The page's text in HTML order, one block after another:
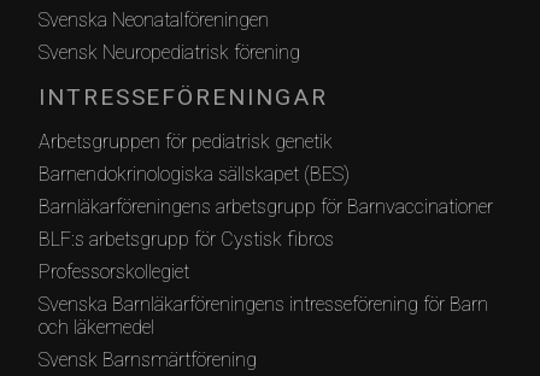
Svenska Neonatalföreningen
Svensk Neuropediatrisk förening
INTRESSEFÖRENINGAR
Arbetsgruppen för pediatrisk genetik
Barnendokrinologiska sällskapet (BES)
Barnläkarföreningens arbetsgrupp för Barnvaccinationer
BLF:s arbetsgrupp för Cystisk fibros
Professorskollegiet
Svenska Barnläkarföreningens intresseförening för Barn
och läkemedel
Svensk Barnsmärtförening